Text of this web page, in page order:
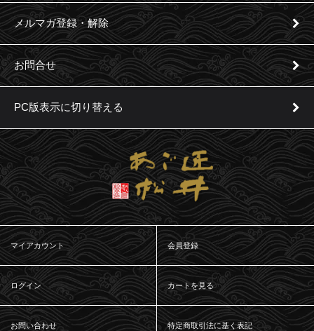
メルマガ登録・解除
お問合せ
PC版表示に切り替える
マイアカウント 会員登録
ログイン カートを見る
お問い合わせ 特定商取引法に基く表記